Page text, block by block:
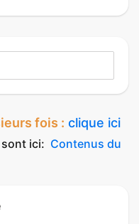
fois : clique ici
ici: Contenus du